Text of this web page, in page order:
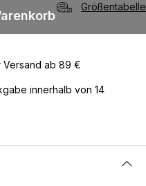
Größentabelle
Versand ab 89 €
innerhalb von 14